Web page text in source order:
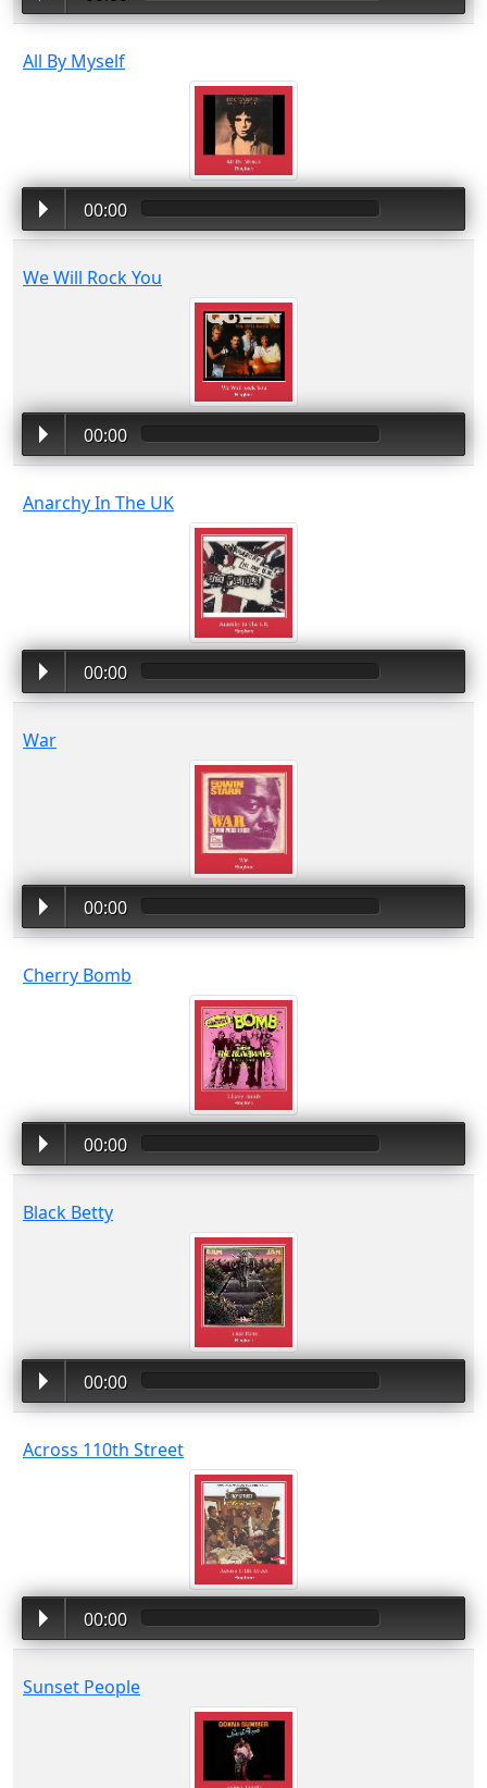
All By Myself
00:00
We Will Rock You
00:00
Anarchy In The UK
00:00
War
00:00
Cherry Bomb
00:00
Black Betty
00:00
Across 110th Street
00:00
Sunset People